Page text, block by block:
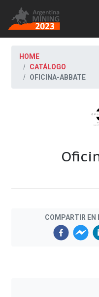
HOME
CATÁLOGO
OFICINA-ABBATE
COMPARTIR EN